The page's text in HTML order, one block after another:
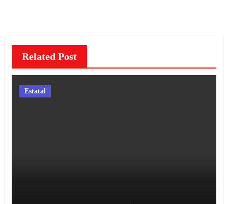
Related Post
Estatal